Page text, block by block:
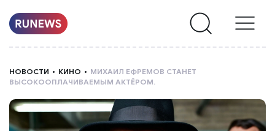
О
НОВОСТИ КИНО
МИХАИЛ ЕФРЕМОВ СТАНЕТ
ВЫСОКООПЛАЧИВАЕМЫМ АКТЁРОМ.